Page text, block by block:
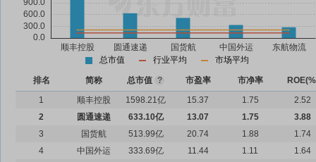
总市值 行业平均 市场平均
排名 简称 总市值 ? 市盈率 市净率
1
顺丰控股 1598.21亿 15.37 1.75
2.52
2
圆通速递 633.10亿 13.07 1.75
3.88
3
国货航 513.99亿 20.74 1.88
1.74
4
中国外运 333.69亿 11.44 1.11
1.64